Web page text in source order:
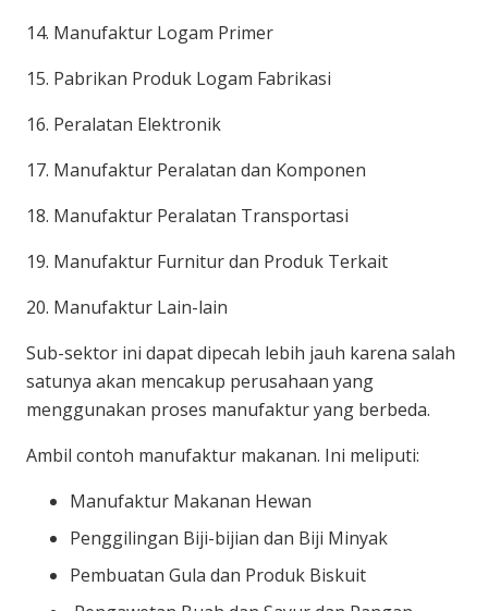
14. Manufaktur Logam Primer
15. Pabrikan Produk Logam Fabrikasi
16. Peralatan Elektronik
17. Manufaktur Peralatan dan Komponen
18. Manufaktur Peralatan Transportasi
19. Manufaktur Furnitur dan Produk Terkait
20. Manufaktur Lain-lain
Sub-sektor ini dapat dipecah lebih jauh karena salah
satunya akan mencakup perusahaan yang
menggunakan proses manufaktur yang berbeda.
Ambil contoh manufaktur makanan. Ini meliputi:
Manufaktur Makanan Hewan
Penggilingan Biji-bijian dan Biji Minyak
Pembuatan Gula dan Produk Biskuit